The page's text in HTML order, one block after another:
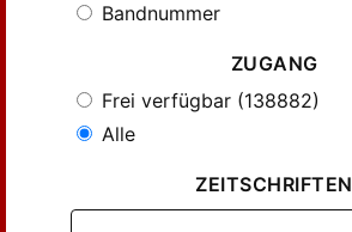
Bandnummer
ZUGANG
Frei verfügbar (138882)
Alle
ZEITSCHRIFTEN